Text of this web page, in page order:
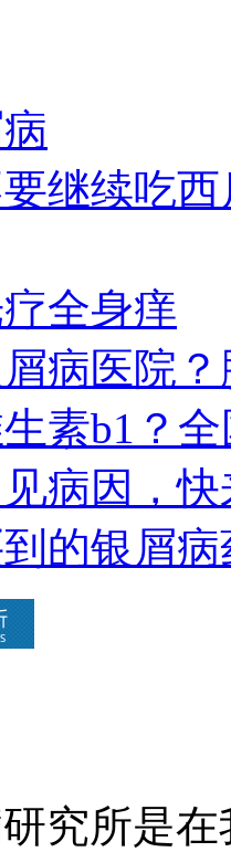
继续吃
全身痒
病医院
素b1？
病因，
的银屑病
究所是